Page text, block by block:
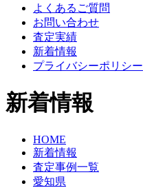
よくあるご質問
お問い合わせ
査定実績
新着情報
プライバシーポリシー
新着情報
HOME
新着情報
査定事例一覧
愛知県